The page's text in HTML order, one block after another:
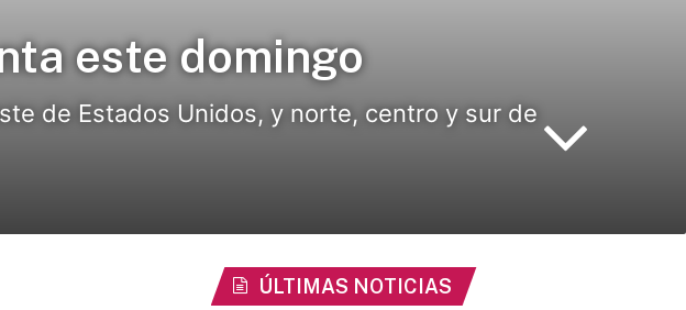
este domingo
de Estados Unidos, y norte, centro y sur de
ÚLTIMAS NOTICIAS